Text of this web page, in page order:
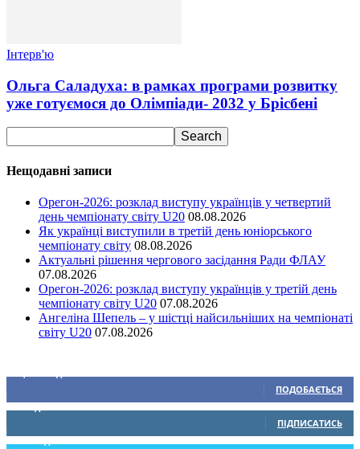
Інтерв'ю
Ольга Саладуха: в рамках програми розвитку
уже готуємося до Олімпіади- 2032 у Брісбені
Нещодавні записи
Орегон-2026: розклад виступу українців у четвертий
день чемпіонату світу U20 08.08.2026
Як українці виступили в третій день юніорського
чемпіонату світу 08.08.2026
Актуальні рішення чергового засідання Ради ФЛАУ
07.08.2026
Орегон-2026: розклад виступу українців у третій день
чемпіонату світу U20 07.08.2026
Ангеліна Шепель – у шістці найсильніших на чемпіонаті
світу U20 07.08.2026
ПОДОБАЄТЬСЯ
0 Підписників
ПІДПИСАТИСЬ
234 Підписників